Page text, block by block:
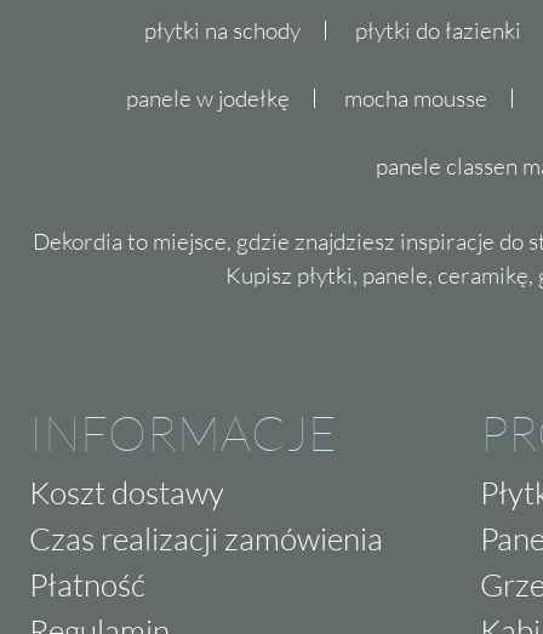
płytki na schody płytki do łazienki
panele w jodełkę mocha mousse
panele classen
Dekordia to miejsce, gdzie znajdziesz inspiracje do
Kupisz płytki, panele,
INFORMACJE
Koszt dostawy
Czas realizacji zamówienia
Płatność